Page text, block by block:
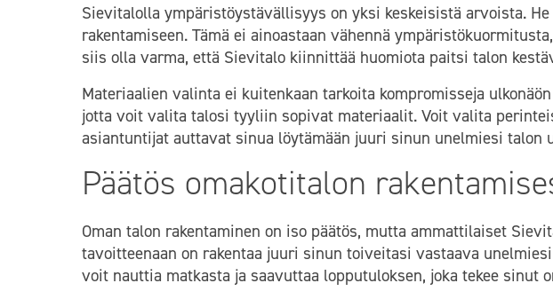
Sievitalolla ympäristöystävällisyys on yksi keskeisistä arvoista.
rakentamiseen. Tämä ei ainoastaan vähennä
siis olla varma, että Sievitalo kiinnittää huomiota paitsi talon
Materiaalien valinta ei kuitenkaan tarkoita kompromisseja
jotta voit valita talosi tyyliin sopivat materiaalit. Voit valita
asiantuntijat auttavat sinua löytämään juuri sinun unelmiesi talon
Päätös omakotitalon
Oman talon rakentaminen on iso päätös, mutta ammattilaiset
tavoitteenaan on rakentaa juuri sinun toiveitasi vastaava
voit nauttia matkasta ja saavuttaa lopputuloksen, joka tekee sinut